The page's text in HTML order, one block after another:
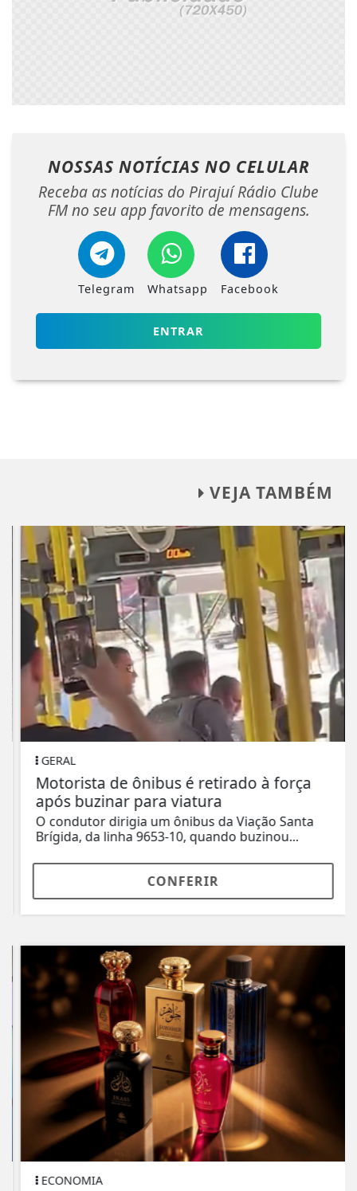
NOSSAS NOTÍCIAS NO CELULAR
Receba as notícias do Pirajuí Rádio Clube
FM no seu app favorito de mensagens.
Telegram Whatsapp Facebook
ENTRAR
VEJA TAMBÉM
GERAL
Motorista de ônibus é retirado à força
após buzinar para viatura
O condutor dirigia um ônibus da Viação Santa
Brígida, da linha 9653-10, quando buzinou...
CONFERIR
ECONOMIA